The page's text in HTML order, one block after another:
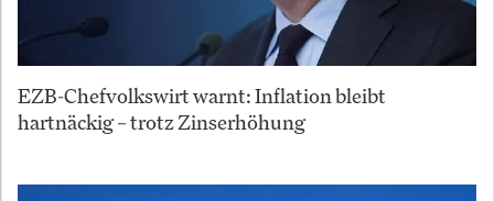
EZB-Chefvolkswirt warnt: Inflation bleibt
hartnäckig – trotz Zinserhöhung